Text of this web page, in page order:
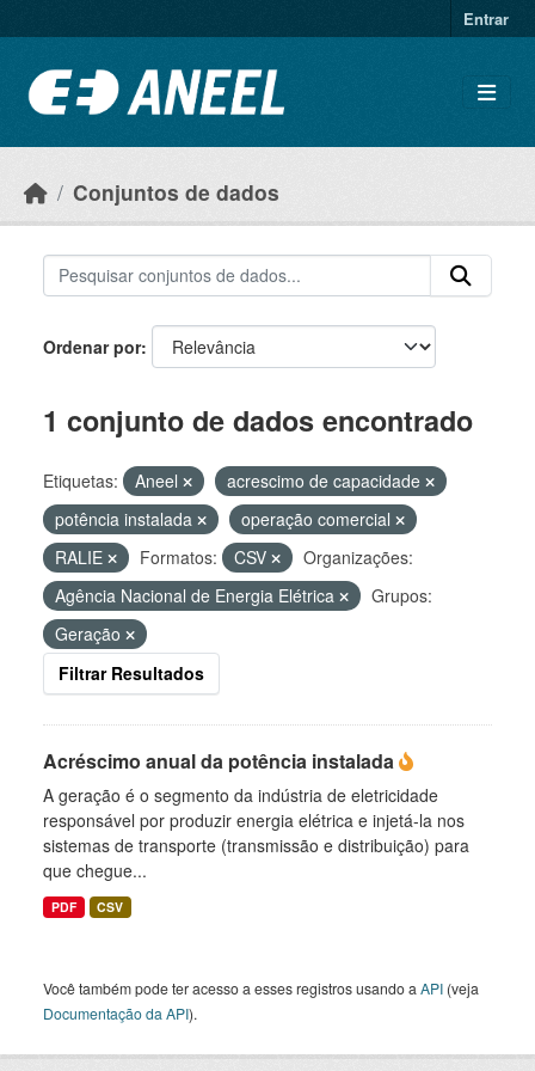
Entrar
Conjuntos de dados
Ordenar por
1 conjunto de dados encontrado
Etiquetas: Aneel
acrescimo de capacidade
potência instalada
operação comercial
RALIE
Formatos: CSV
Organizações:
Agência Nacional de Energia Elétrica
Grupos:
Geração
Filtrar Resultados
Acréscimo anual da potência instalada
A geração é o segmento da indústria de eletricidade
responsável por produzir energia elétrica e injetá-la nos
sistemas de transporte (transmissão e distribuição) para
que chegue...
PDF CSV
Você também pode ter acesso a esses registros usando a API (veja
Documentação da API).